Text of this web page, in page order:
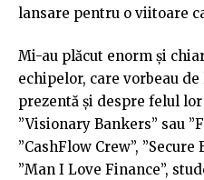
lansare pentru o viitoare
Mi-au plăcut enorm și
echipelor, care vorbeau
prezentă și despre felul lor
”Visionary Bankers” sau
”CashFlow Crew”, ”Secure
”Man I Love Finance”,